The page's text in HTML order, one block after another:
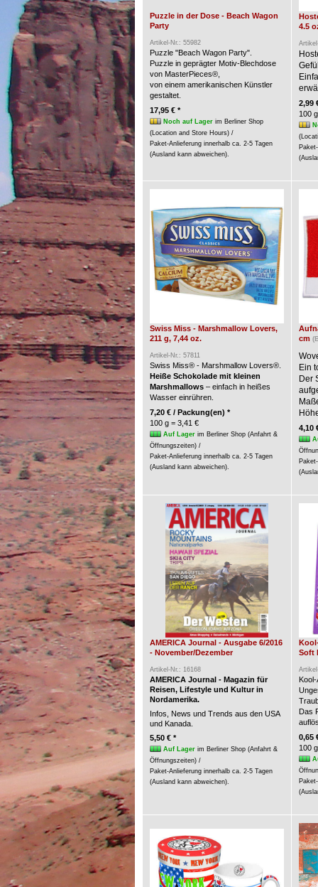
Puzzle in der Dose - Beach Wagon
Party
Artikel-Nr.: 55982
Puzzle "Beach Wagon Party".
Puzzle in geprägter Motiv-Blechdose
von MasterPieces®,
von einem amerikanischen Künstler
gestaltet.
17,95 € *
Noch auf Lagerim Berliner Shop
(Location and Store Hours) /
Paket-Anlieferung innerhalb ca. 2-5 Tagen
(Ausland kann abweichen).
4.5
2,99
100
Swiss Miss - Marshmallow Lovers,
211 g, 7,44 oz.
Artikel-Nr.: 57811
Swiss Miss® - Marshmallow Lovers®.
Heiße Schokolade mit kleinen
Marshmallows– einfach in heißes
Wasser einrühren.
7,20 € / Packung(en) *
100 g = 3,41 €
Auf Lagerim Berliner Shop (Anfahrt &
Öffnungszeiten) /
Paket-Anlieferung innerhalb ca. 2-5 Tagen
(Ausland kann abweichen).
cm
Ein
Der
4,10
AMERICA Journal - Ausgabe 6/2016
- November/Dezember
Artikel-Nr.: 16168
AMERICA Journal - Magazin für
Reisen, Lifestyle und Kultur in
Nordamerika.
Infos, News und Trends aus den USA
und Kanada.
5,50 € *
Auf Lagerim Berliner Shop (Anfahrt &
Öffnungszeiten) /
Paket-Anlieferung innerhalb ca. 2-5 Tagen
(Ausland kann abweichen).
Soft
Das
0,65
100